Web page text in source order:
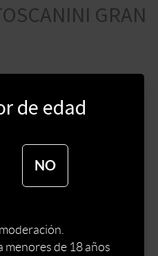
GRAN
AL CARRITO
de edad
NO
menores de 18 años